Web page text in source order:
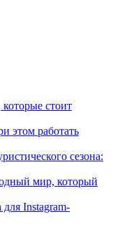
стоит
этом работать
сезона:
мир, который
Instagram-